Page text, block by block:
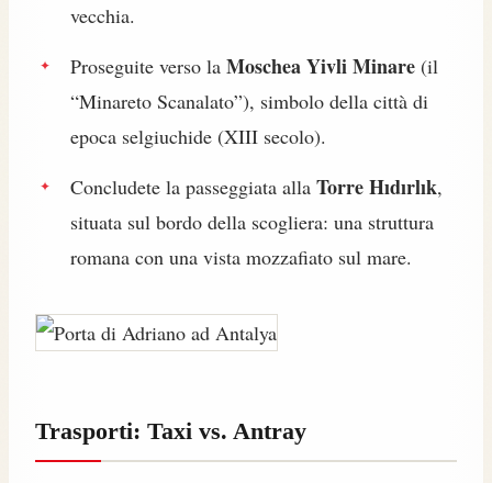
vecchia.
Proseguite verso la Moschea Yivli Minare (il
“Minareto Scanalato”), simbolo della città di
epoca selgiuchide (XIII secolo).
Concludete la passeggiata alla Torre Hıdırlık,
situata sul bordo della scogliera: una struttura
romana con una vista mozzafiato sul mare.
Trasporti: Taxi vs. Antray